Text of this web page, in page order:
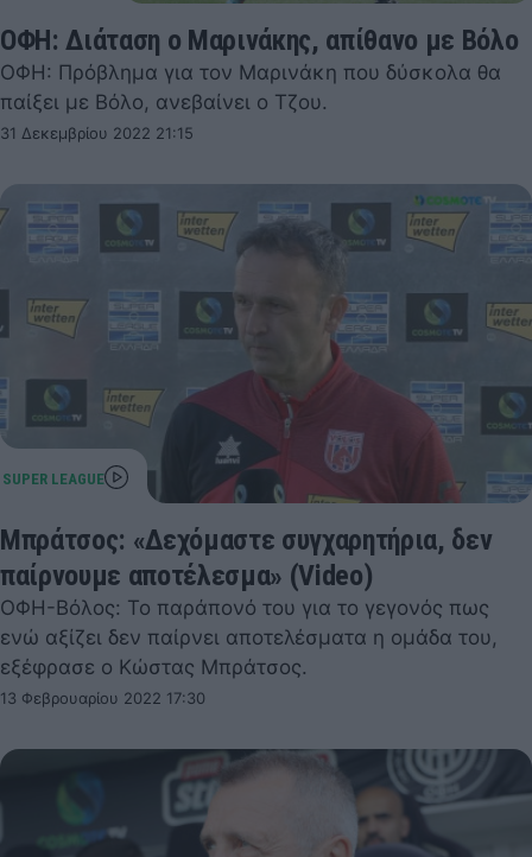
ΟΦΗ: Διάταση ο Μαρινάκης, απίθανο με Βόλο
ΟΦΗ: Πρόβλημα για τον Μαρινάκη που δύσκολα θα
παίξει με Βόλο, ανεβαίνει ο Τζου.
31 Δεκεμβρίου 2022 21:15
Μπράτσος: «Δεχόμαστε συγχαρητήρια, δεν
παίρνουμε αποτέλεσμα» (Video)
ΟΦΗ-Βόλος: Το παράπονό του για το γεγονός πως
ενώ αξίζει δεν παίρνει αποτελέσματα η ομάδα του,
εξέφρασε ο Κώστας Μπράτσος.
13 Φεβρουαρίου 2022 17:30